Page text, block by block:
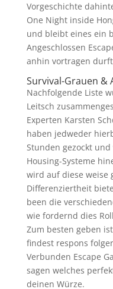
Vorgeschichte
One Night inside
und bleibt eines ein
Angeschlossen
anhin vortragen
Survival-Grauen &
Nachfolgende Liste
Leitsch
Experten Karsten
haben jedweder
Stunden gezockt
Housing-Systeme
wird auf diese weise
Differenziertheit
been die
wie fordernd dies
Zum besten geben
findest respons
Verbunden Escape
sagen welches
deinen Würze.